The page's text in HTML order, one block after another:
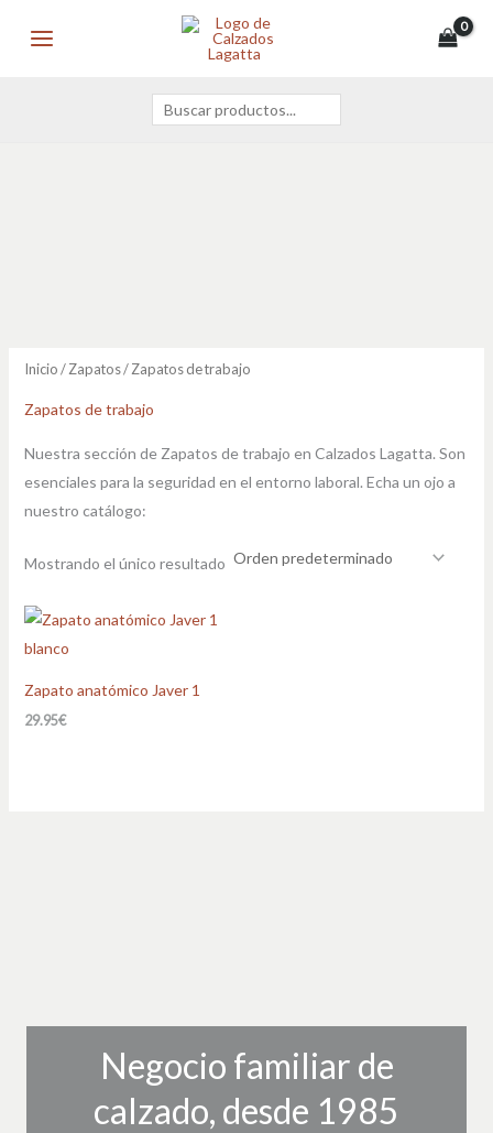
Buscar
Inicio/Zapatos/ Zapatos de trabajo
Zapatos de trabajo
Nuestra sección de Zapatos de trabajo en Calzados Lagatta. Son
esenciales para la seguridad en el entorno laboral. Echa un ojo a
nuestro catálogo:
Mostrando el único resultado
Zapato anatómico Javer 1
29.95€
Negocio familiar de
calzado, desde 1985